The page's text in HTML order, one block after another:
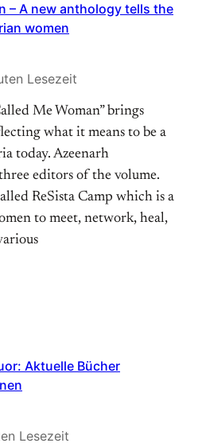
– A new anthology tells the
women
Lesezeit
Me Woman” brings
what it means to be a
today. Azeenarh
editors of the volume.
ReSista Camp which is a
to meet, network, heal,
Aktuelle Bücher
Lesezeit